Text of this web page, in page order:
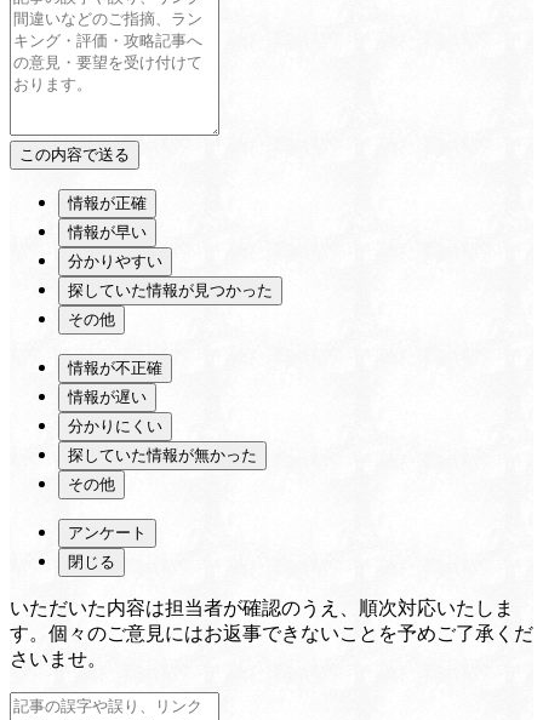
情報が正確
情報が早い
分かりやすい
探していた情報が見つかった
その他
情報が不正確
情報が遅い
分かりにくい
探していた情報が無かった
その他
アンケート
閉じる
いただいた内容は担当者が確認のうえ、順次対応いたしま
す。個々のご意見にはお返事できないことを予めご了承くだ
さいませ。